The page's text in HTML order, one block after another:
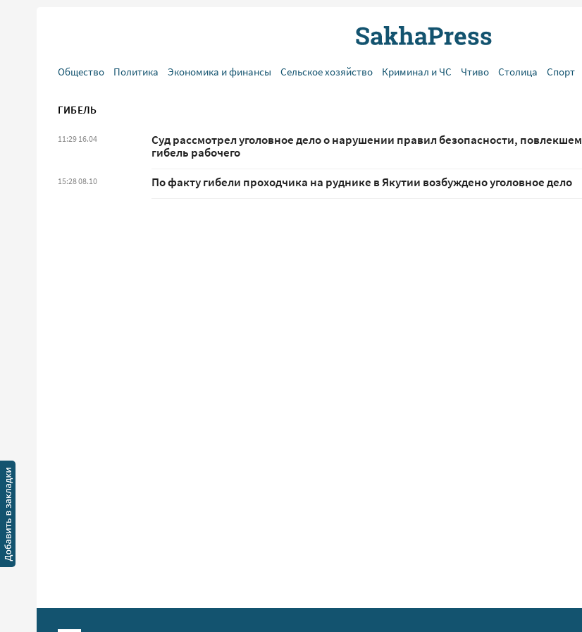
Общество Политика Экономика и финансы Сельское хозяйство Криминал и ЧС Чтиво Столица Спорт
ГИБЕЛЬ
11:29 16.04
Суд рассмотрел уголовное дело о нарушении правил безопасности, повлекшем
гибель рабочего
15:28 08.10 По факту гибели проходчика на руднике в Якутии возбуждено уголовное дело